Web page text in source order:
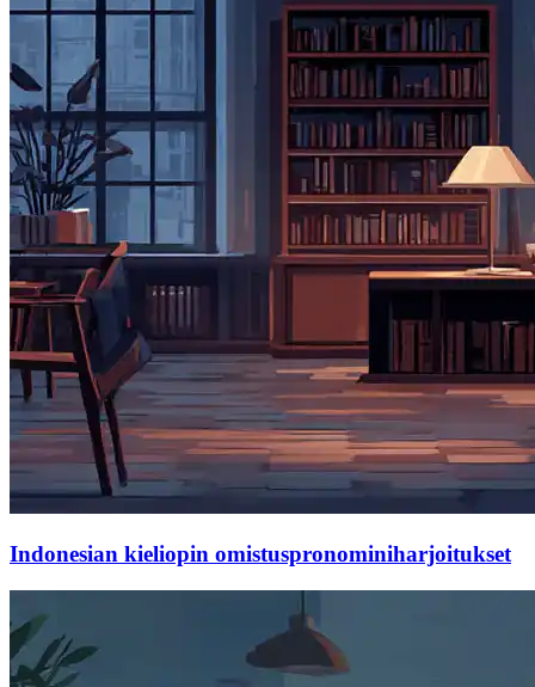
Indonesian kieliopin omistuspronominiharjoitukset